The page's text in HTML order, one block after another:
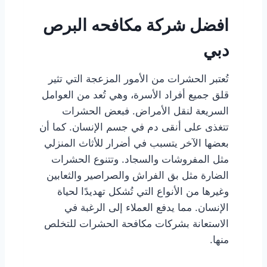
افضل شركة مكافحه البرص
دبي
تُعتبر الحشرات من الأمور المزعجة التي تثير
قلق جميع أفراد الأسرة، وهي تُعد من العوامل
السريعة لنقل الأمراض. فبعض الحشرات
تتغذى على أنقى دم في جسم الإنسان. كما أن
بعضها الآخر يتسبب في أضرار للأثاث المنزلي
مثل المفروشات والسجاد. وتتنوع الحشرات
الضارة مثل بق الفراش والصراصير والثعابين
وغيرها من الأنواع التي تُشكل تهديدًا لحياة
الإنسان. مما يدفع العملاء إلى الرغبة في
الاستعانة بشركات مكافحة الحشرات للتخلص
منها.